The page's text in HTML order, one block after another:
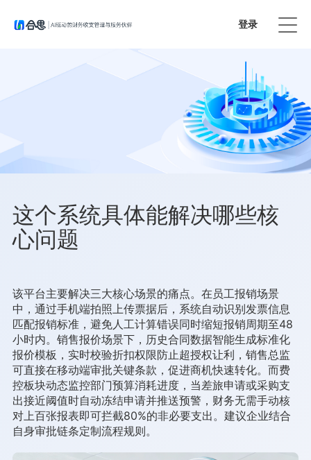
登录
这个系统具体能解决哪些核
心问题
该平台主要解决三大核心场景的痛点。在员工报销场景
中，通过手机端拍照上传票据后，系统自动识别发票信息
匹配报销标准，避免人工计算错误同时缩短报销周期至48
小时内。销售报价场景下，历史合同数据智能生成标准化
报价模板，实时校验折扣权限防止超授权让利，销售总监
可直接在移动端审批关键条款，促进商机快速转化。而费
控板块动态监控部门预算消耗进度，当差旅申请或采购支
出接近阈值时自动冻结申请并推送预警，财务无需手动核
对上百张报表即可拦截80%的非必要支出。建议企业结合
自身审批链条定制流程规则。